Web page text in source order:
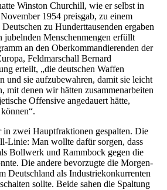
Winston Churchill, wie er selbst in
1954 preisgab, zu einem
zu Hunderttausenden ergaben
jubelnden Menschenmengen erfüllt
an den Oberkommandierenden der
Feldmarschall Bernard
erteilt, „die deutschen Waffen
und sie aufzubewahren, damit sie leicht
mit denen wir hätten zusammenarbeiten
Offensive angedauert hätte,
zwei Hauptfraktionen gespalten. Die
Linie: Man wollte dafür sorgen, dass
Bollwerk und Rammbock gegen die
Die andere bevorzugte die Morgen­
Deutschland als Industriekonkurrenten
sollte. Beide sahen die Spaltung